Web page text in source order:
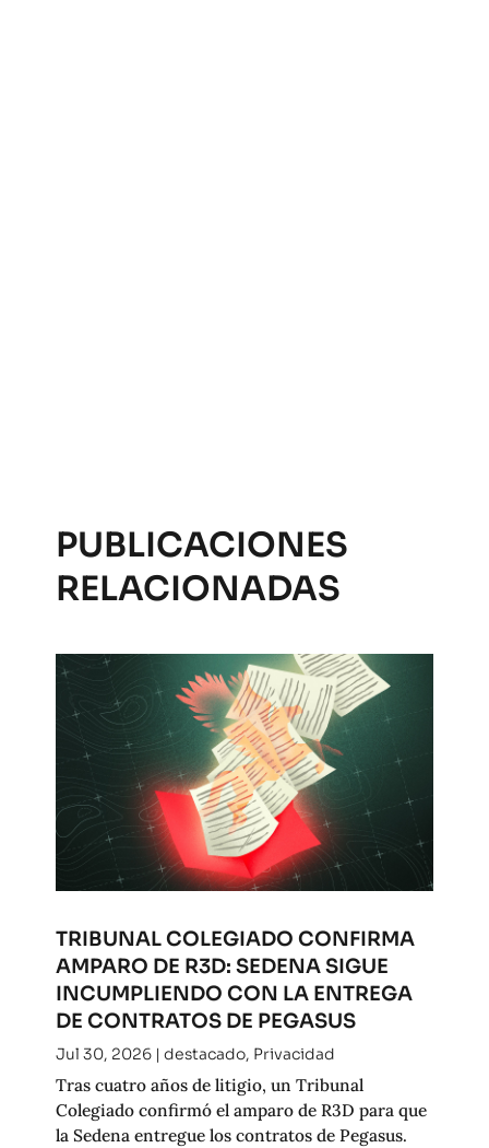
PUBLICACIONES
RELACIONADAS
TRIBUNAL COLEGIADO CONFIRMA
AMPARO DE R3D: SEDENA SIGUE
INCUMPLIENDO CON LA ENTREGA
DE CONTRATOS DE PEGASUS
Jul 30, 2026| destacado, Privacidad
Tras cuatro años de litigio, un Tribunal
Colegiado confirmó el amparo de R3D para que
la Sedena entregue los contratos de Pegasus.